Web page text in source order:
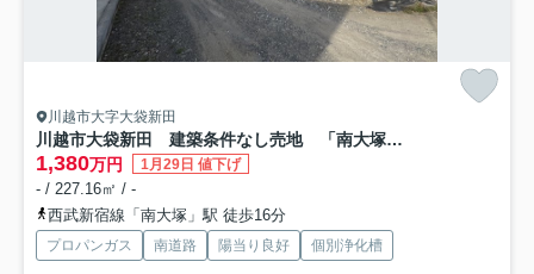
川越市大字大袋新田
川越市大袋新田 建築条件なし売地 「南大塚駅」徒歩16分 敷地68坪 【大東西小学区】
1,380万円 1月29日 値下げ
- / 227.16㎡ / -
西武新宿線「南大塚」駅 徒歩16分
プロパンガス 南道路 陽当り良好 個別浄化槽